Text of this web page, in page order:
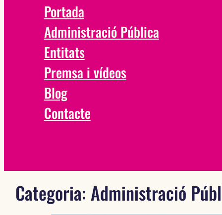
Portada
Administració Pública
Entitats
Premsa i vídeos
Blog
Contacte
Categoria: Administració